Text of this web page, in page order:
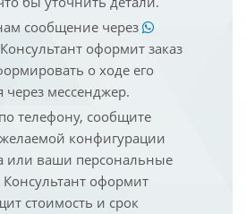
сообщение через
оформит заказ
о ходе его
через мессенджер.
телефону, сообщите
конфигурации
или ваши персональные
оформит
стоимость и срок